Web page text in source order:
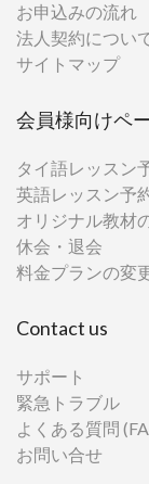
お申込みの流れ
法人契約につい
サイトマップ
会員様向けペ
タイ語レッスン
英語レッスン予
オリジナル教材
休会・退会
料金プランの変
Contact us
サポート
緊急トラブル
よくある質問
お問い合せ